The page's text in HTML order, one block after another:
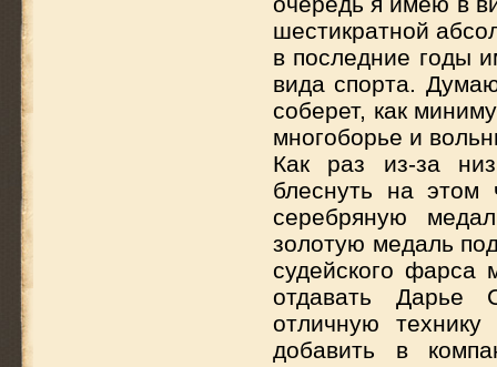
шестикратной
в последние годы
вида спорта.
соберет, как
многоборье и
Как раз из-за
блеснуть на этом
серебряную
золотую медаль
судейского
отдавать Дарье
отличную
добавить в